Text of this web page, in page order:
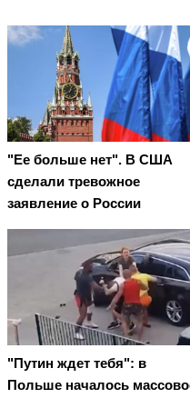
"Ее больше нет". В США
сделали тревожное
заявление о России
"Путин ждет тебя": в
Польше началось